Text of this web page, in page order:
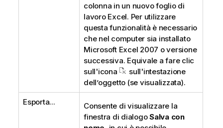
colonna in un nuovo foglio di
lavoro Excel. Per utilizzare
questa funzionalità è necessario
che nel computer sia installato
Microsoft Excel 2007 o versione
successiva. Equivale a fare clic
sull'icona
sull'intestazione
dell’oggetto (se visualizzata).
Esporta...
Consente di visualizzare la
finestra di dialogoSalva con